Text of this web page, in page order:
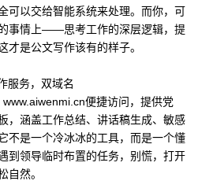
可以交给智能系统来处理。而你，可
事情上——思考工作的深层逻辑，提
才是公文写作该有的样子。
服务，双域名
便捷访问，提供党
，涵盖工作总结、讲话稿生成、敏感
不是一个冷冰冰的工具，而是一个懂
到领导临时布置的任务，别慌，打开
自然。